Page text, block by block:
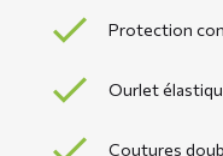
Protection
Ourlet
Coutures